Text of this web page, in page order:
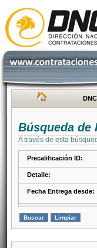
Búsqueda de
A través de esta
Precalificación ID:
Detalle:
Fecha Entrega desde: